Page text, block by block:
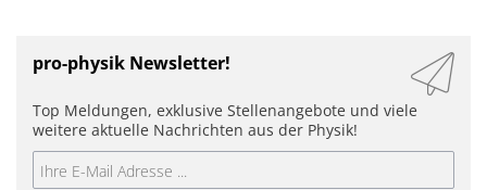
pro-physik Newsletter!
Top Meldungen, exklusive Stellenangebote und viele
weitere aktuelle Nachrichten aus der Physik!